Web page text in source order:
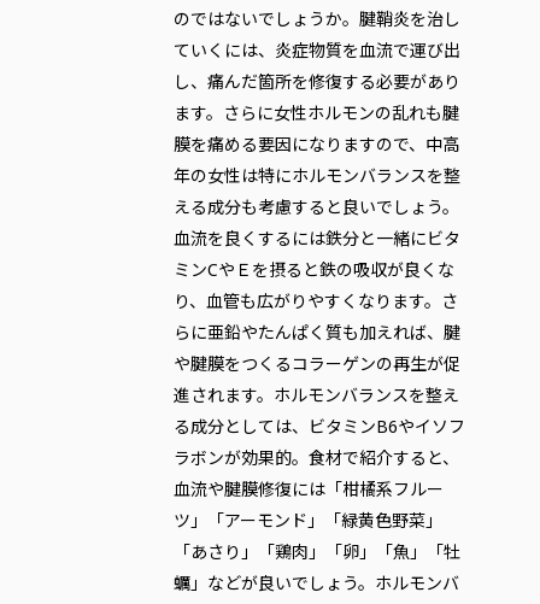
のではないでしょうか。腱鞘炎を治し
ていくには、炎症物質を血流で運び出
し、痛んだ箇所を修復する必要があり
ます。さらに女性ホルモンの乱れも腱
膜を痛める要因になりますので、中高
年の女性は特にホルモンバランスを整
える成分も考慮すると良いでしょう。
血流を良くするには鉄分と一緒にビタ
ミンCやＥを摂ると鉄の吸収が良くな
り、血管も広がりやすくなります。さ
らに亜鉛やたんぱく質も加えれば、腱
や腱膜をつくるコラーゲンの再生が促
進されます。ホルモンバランスを整え
る成分としては、ビタミンB6やイソフ
ラボンが効果的。食材で紹介すると、
血流や腱膜修復には「柑橘系フルー
ツ」「アーモンド」「緑黄色野菜」
「あさり」「鶏肉」「卵」「魚」「牡
蠣」などが良いでしょう。ホルモンバ